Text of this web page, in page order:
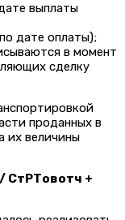
выплаты
дате оплаты);
в момент
сделку
проданных в
их величины
СтРТовотч +